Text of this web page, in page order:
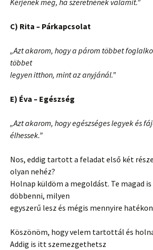
Kérjenek meg, ha szeretnének valamit.”
C) Rita – Párkapcsolat
„Azt akarom, hogy a párom többet
többet
legyen itthon, mint az anyjánál.”
E) Éva – Egészség
„Azt akarom, hogy egészséges legyek és
élhessek.”
Nos, eddig tartott a feladat első két
olyan nehéz?
Holnap küldöm a megoldást. Te magad
döbbenni, milyen
egyszerű lesz és mégis mennyire
Köszönöm, hogy velem tartottál és
Addig is itt szemezgethetsz